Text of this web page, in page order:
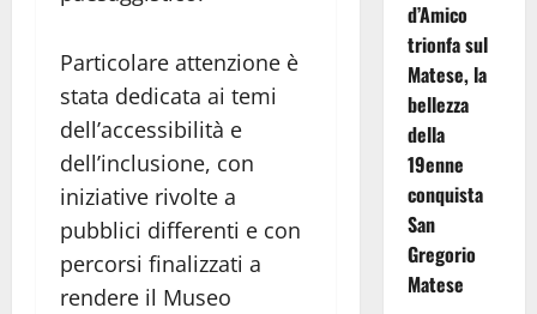
Particolare attenzione è
stata dedicata ai temi
dell’accessibilità e
dell’inclusione, con
iniziative rivolte a
pubblici differenti e con
percorsi finalizzati a
rendere il Museo
d’Amico
trionfa sul
Matese, la
bellezza
della
19enne
conquista
San
Gregorio
Matese